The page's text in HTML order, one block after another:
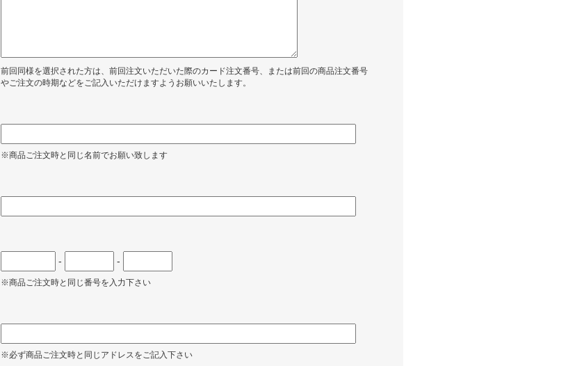
前回同様を選択された方は、前回注文いただいた際のカード注文番号、または前回の商品注文番号
やご注文の時期などをご記入いただけますようお願いいたします。
※商品ご注文時と同じ名前でお願い致します
- -
※商品ご注文時と同じ番号を入力下さい
※必ず商品ご注文時と同じアドレスをご記入下さい